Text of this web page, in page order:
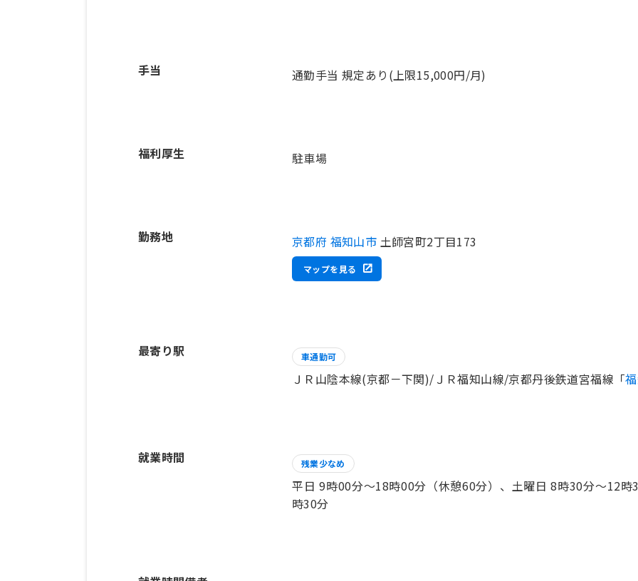
手当 通勤手当 規定あり(上限15,000円/月)
福利厚生 駐車場
勤務地 京都府 福知山市 土師宮町2丁目173
マップを見る
最寄り駅 車通勤可
ＪＲ山陰本線(京都－下関)/ＪＲ福知山線/京都丹後鉄道宮福線「
就業時間 残業少なめ
平日 9時00分〜18時00分（休憩60分）、土曜日 8時30分〜12
時30分